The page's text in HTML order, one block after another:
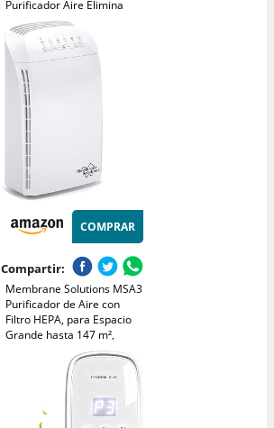
Purificador Aire Elimina
99,97% de Alergia Polen
Olor y Caspa de Mascota,
humo, 23dB, Temporizador,
Luz nocturna
COMPRAR
Compartir:
Membrane Solutions MSA3
Purificador de Aire con
Filtro HEPA, para Espacio
Grande hasta 147 m²,
Silencioso 22dB, Air Purifier
para Alérgicos, Elimina
99,97% de Alergia, Polen,
Polvo,Humo, Olores